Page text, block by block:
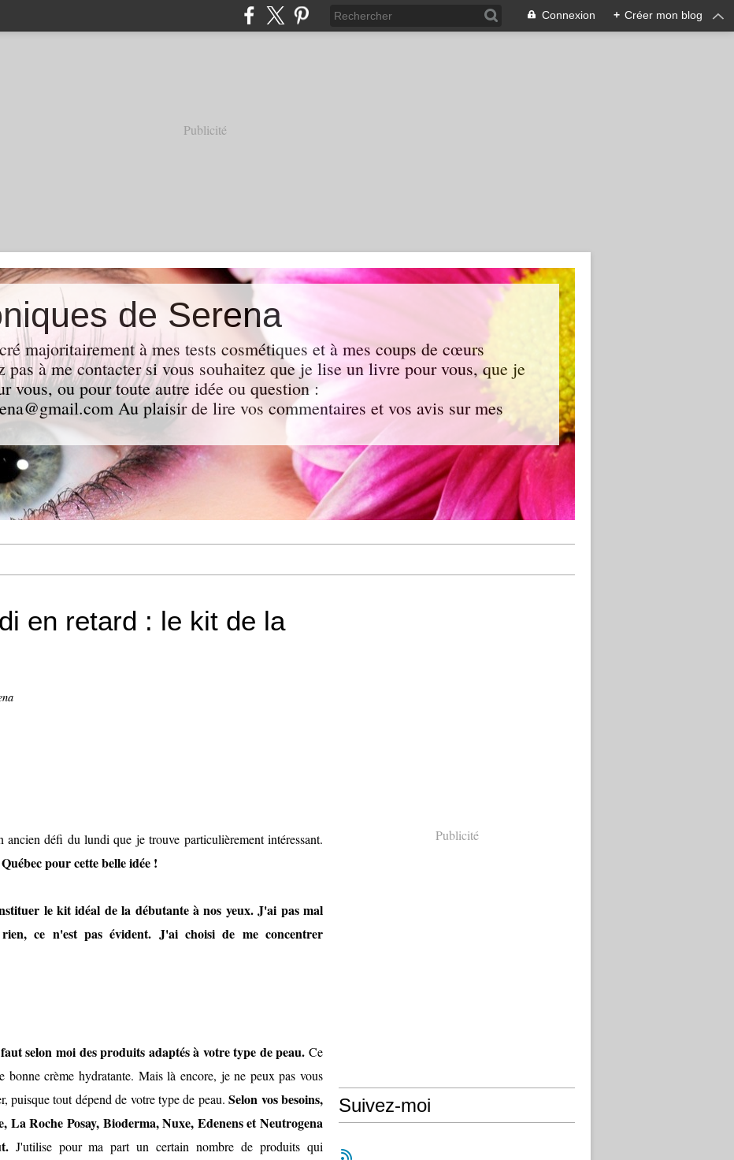
Connexion + Créer mon blog
Publicité
de Serena
majoritairement à mes tests cosmétiques et à mes coups de cœurs
pas à me contacter si vous souhaitez que je lise un livre pour vous, que je
vous, ou pour toute autre idée ou question :
Au plaisir de lire vos commentaires et vos avis sur mes
en retard : le kit de la
défi du lundi que je trouve particulièrement intéressant.
pour cette belle idée !
le kit idéal de la débutante à nos yeux. J'ai pas mal
ce n'est pas évident. J'ai choisi de me concentrer
selon moi des produits adaptés à votre type de peau. Ce
bonne crème hydratante. Mais là encore, je ne peux pas vous
puisque tout dépend de votre type de peau.Selon vos besoins,
La Roche Posay, Bioderma, Nuxe, Edenens et Neutrogena
J'utilise pour ma part un certain nombre de produits qui
Publicité
Suivez-moi